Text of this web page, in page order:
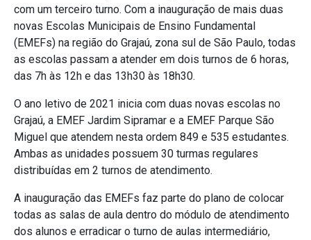
com um terceiro turno. Com a inauguração de mais duas
novas Escolas Municipais de Ensino Fundamental
(EMEFs) na região do Grajaú, zona sul de São Paulo, todas
as escolas passam a atender em dois turnos de 6 horas,
das 7h às 12h e das 13h30 às 18h30.
O ano letivo de 2021 inicia com duas novas escolas no
Grajaú, a EMEF Jardim Sipramar e a EMEF Parque São
Miguel que atendem nesta ordem 849 e 535 estudantes.
Ambas as unidades possuem 30 turmas regulares
distribuídas em 2 turnos de atendimento.
A inauguração das EMEFs faz parte do plano de colocar
todas as salas de aula dentro do módulo de atendimento
dos alunos e erradicar o turno de aulas intermediário,